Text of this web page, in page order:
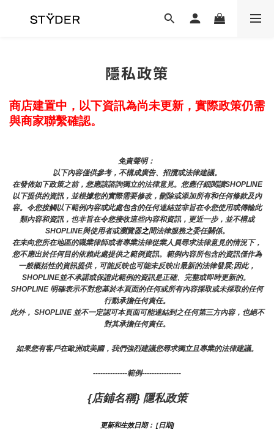
隱私政策
商店建置中，以下資訊為尚未更新，實際政策仍需
與商家聯繫確認。
免責聲明：
以下內容僅供參考，不構成廣告、招攬或法律建議。
在發佈如下政策之前，您應該諮詢獨立的法律意見。您應仔細閱讀SHOPLINE
以下提供的資訊，並根據您的實際需要修改，刪除或添加所有和任何條款及內
容。令您接觸以下範例內容或此處包含的任何連結並非旨在令您使用或傳輸此
類內容和資訊，也非旨在令您接收這些內容和資訊，更近一步，並不構成
SHOPLINE與使用者或瀏覽器之間法律服務之委任關係。
在未向您所在地區的職業律師或者專業法律從業人員尋求法律意見的情況下，
您不應出於任何目的依賴此處提供之範例資訊。範例內容所包含的資訊僅作為
一般概括性的資訊提供，可能反映也可能未反映出最新的法律發展;因此，
SHOPLINE並不承諾或保證此範例的資訊是正確、完整或即時更新的。
SHOPLINE 明確表示不對您基於本頁面的任何或所有內容採取或未採取的任何
行動承擔任何責任。
此外， SHOPLINE 並不一定認可本頁面可能連結到之任何第三方內容，也絕不
對其承擔任何責任。
如果您有客戶在歐洲或美國，我們強烈建議您尋求獨立且專業的法律建議。
--------------範例----------------
{店鋪名稱} 隱私政策
更新和生效日期： [日期]